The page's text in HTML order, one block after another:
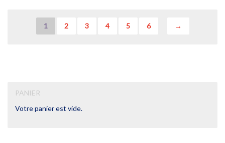
1 2 3 4 5 6 →
PANIER
Votre panier est vide.